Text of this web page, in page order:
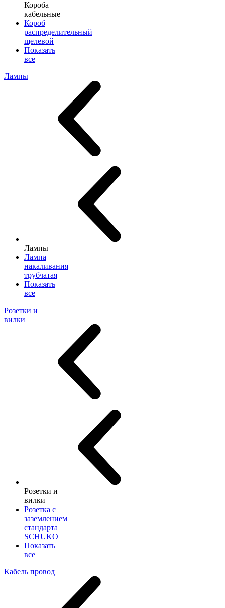
Короба
кабельные
Короб
распределительный
щелевой
Показать
все
Лампы
Лампы
Лампа
накаливания
трубчатая
Показать
все
Розетки и
вилки
Розетки и
вилки
Розетка с
заземлением
стандарта
SCHUKO
Показать
все
Кабель провод